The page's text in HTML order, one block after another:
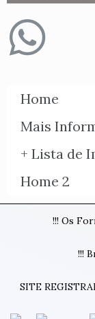
Home
Mais
+ Lista de
Home 2
!!! Os
!!!
SITE